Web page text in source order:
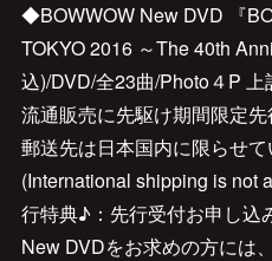
◆BOWWOW New DVD 『
TOKYO 2016 ～The 40th
込)/DVD/全23曲/Photo４P
流通販売に先駆け期間限定先
郵送先は日本国内に限らせて
(International shipping is
行特典♪：先行受付お申し込
New DVDをお求めの方には